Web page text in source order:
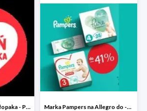
Prezenty na Dzień Chłopaka - Produkty SOXO do -25% Marka Pampers na Allegro do -41%